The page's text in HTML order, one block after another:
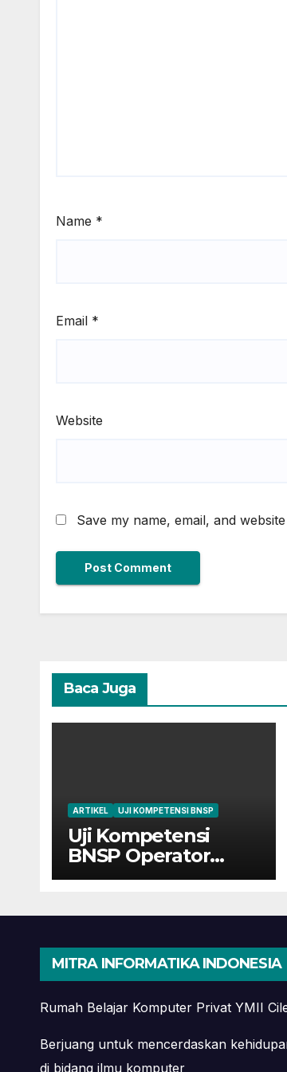
Name *
Email *
Website
Save my name, email, and
Baca Juga
ARTIKEL UJI KOMPETENSI BNSP
Uji Kompetensi
BNSP Operator
Komputer dan
Bekasi
MITRA INFORMATIKA INDONESIA
Rumah Belajar Komputer Privat YMII
Berjuang untuk mencerdaskan
di bidang ilmu komputer